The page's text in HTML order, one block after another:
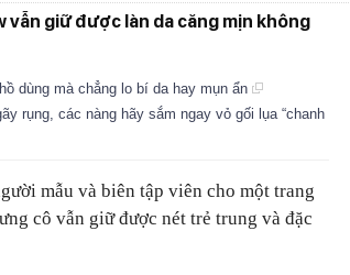
vẫn giữ được làn da căng mịn không
dùng mà chẳng lo bí da hay mụn ẩn
rụng, các nàng hãy sắm ngay vỏ gối lụa “chanh
mẫu và biên tập viên cho một trang
cô vẫn giữ được nét trẻ trung và đặc